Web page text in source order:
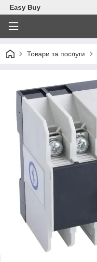
Easy Buy
Товари та послуги